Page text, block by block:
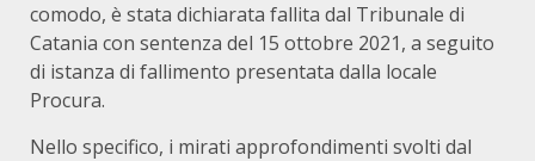
comodo, è stata dichiarata fallita dal Tribunale di
Catania con sentenza del 15 ottobre 2021, a seguito
di istanza di fallimento presentata dalla locale
Procura.
Nello specifico, i mirati approfondimenti svolti dal